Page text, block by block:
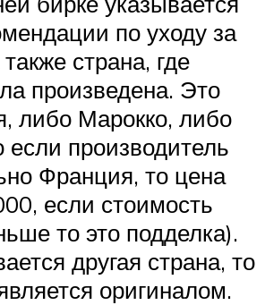
по уходу за
страна, где
произведена. Это
либо Марокко, либо
производитель
Франция, то цена
если стоимость
то это подделка).
другая страна, то
оригиналом.